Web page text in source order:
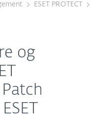
ESET PROTECT
og